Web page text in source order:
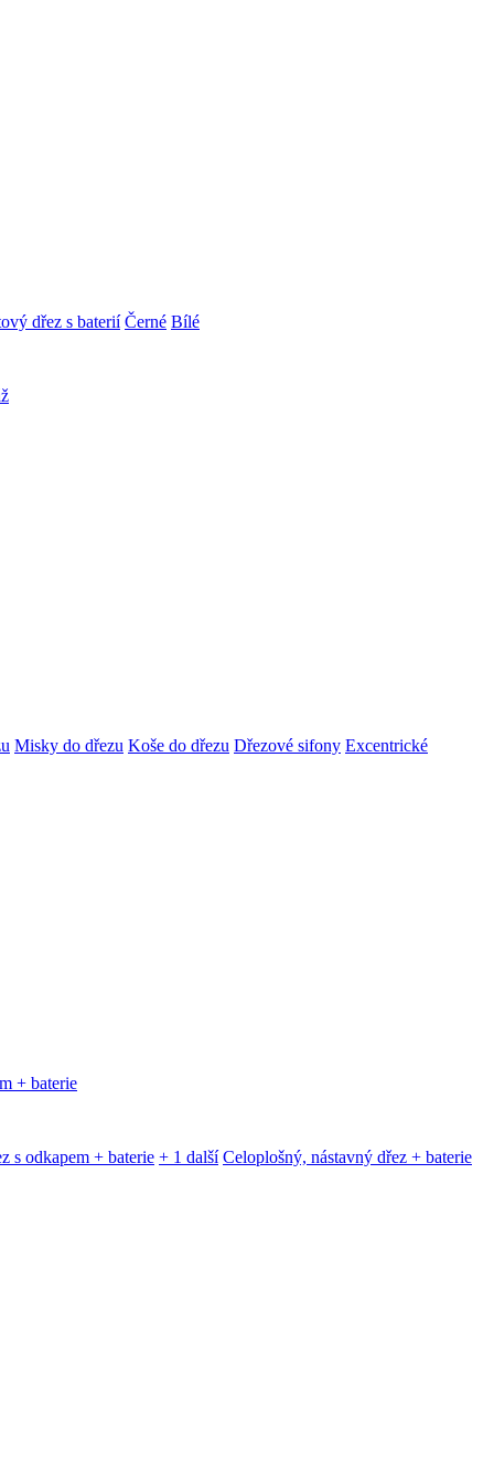
dřez s baterií Černé Bílé
Misky do dřezu Koše do dřezu Dřezové sifony Excentrické
+ baterie
s odkapem + baterie + 1 další Celoplošný, nástavný dřez + baterie